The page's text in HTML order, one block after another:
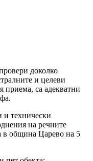
доколко
и целеви
приема, са адекватни
и технически
на речните
в община Царево на 5